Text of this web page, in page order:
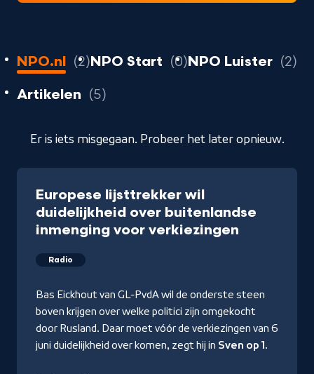
2
resultaten
geladen
NPO.nl 2 resultaten
NPO Start 0 resultaten
NPO Luister 2
Artikelen
5
Er is iets misgegaan. Probeer het later opnieuw.
Europese lijsttrekker wil
duidelijkheid over buitenlandse
inmenging voor verkiezingen
Radio
Bas Eickhout van GL-PvdA wil de onderste steen
boven krijgen over welke politici zijn omgekocht
door Rusland. Daar moet vóór de verkiezingen van 6
juni duidelijkheid over komen, zegt hij in Sven op 1.